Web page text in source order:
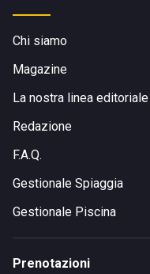
Chi siamo
Magazine
La nostra linea editoriale
Redazione
F.A.Q.
Gestionale Spiaggia
Gestionale Piscina
Prenotazioni